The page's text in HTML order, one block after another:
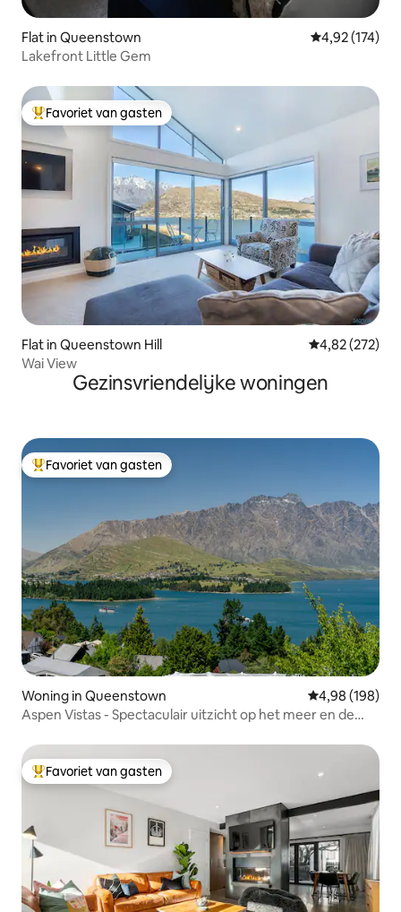
Flat in Queenstown Gemiddelde
4,92 (174)
Lakefront Little Gem
Topfavoriet van gasten
Favoriet van gasten
Flat in Queenstown Hill Gemiddelde
4,82 (272)
Wai View
Gezinsvriendelijke woningen
Topfavoriet van gasten
Favoriet van gasten
Woning in Queenstown Gemiddelde
4,98 (198)
Aspen Vistas - Spectaculair uitzicht op het meer en de
Topfavoriet van gasten
Favoriet van gasten